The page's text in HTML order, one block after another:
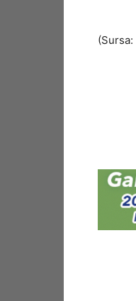
(Sursa: